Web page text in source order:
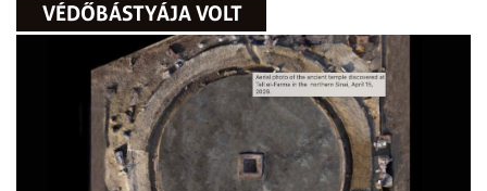
VÉDŐBÁSTYÁJA VOLT